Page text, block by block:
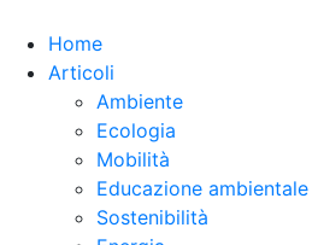
Home
Articoli
Ambiente
Ecologia
Mobilità
Educazione ambientale
Sostenibilità